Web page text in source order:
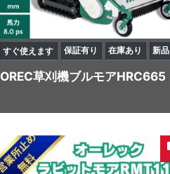
すぐ使えます 保証有り 在庫あり 新品
OREC草刈機ブルモアHRC665